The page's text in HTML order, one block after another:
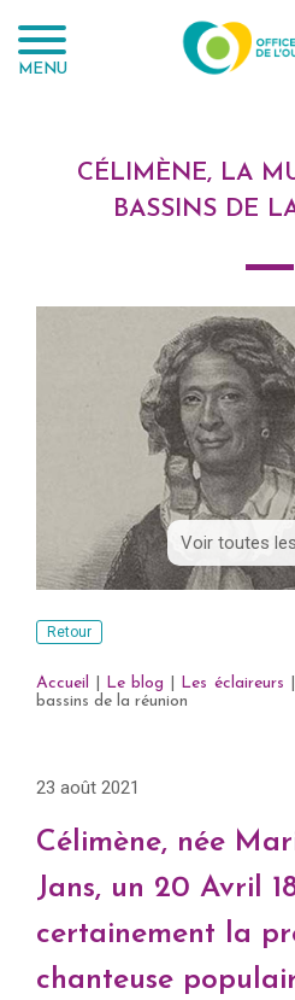
MENU
CÉLIMÈNE, LA
BASSINS DE
Voir toutes
Retour
Accueil Le blog Les éclaireurs
bassins de la réunion
23 août 2021
Célimène, née
Jans, un 20 Avril
certainement la
chanteuse